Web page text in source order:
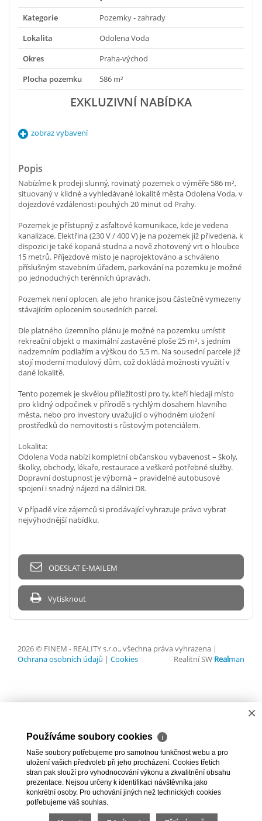
Kategorie
Pozemky - zahrady
Lokalita
Odolena Voda
Okres
Praha-východ
Plocha pozemku
586 m²
EXKLUZIVNÍ NABÍDKA
zobraz vybavení
Popis
Nabízíme k prodeji slunný, rovinatý pozemek o výměře 586 m²,
situovaný v klidné a vyhledávané lokalitě města Odolena Voda, v
dojezdové vzdálenosti pouhých 20 minut od Prahy.
Pozemek je přístupný z asfaltové komunikace, kde je vedena
kanalizace. Elektřina (230 V / 400 V) je na pozemek již přivedena, k
dispozici je také kopaná studna a nově zhotovený vrt o hloubce
15 metrů. Příjezdové místo je naprojektováno a schváleno
příslušným stavebním úřadem, parkování na pozemku je možné
po jednoduchých terénních úpravách.
Pozemek není oplocen, ale jeho hranice jsou částečně vymezeny
stávajícím oplocením sousedních parcel.
Dle platného územního plánu je možné na pozemku umístit
rekreační objekt o maximální zastavěné ploše 25 m², s jedním
nadzemním podlažím a výškou do 5,5 m. Na sousední parcele již
stojí moderní modulový dům, což dokládá možnosti využití v
dané lokalitě.
Tento pozemek je skvělou příležitostí pro ty, kteří hledají místo
pro klidný odpočinek v přírodě s rychlým dosahem hlavního
města, nebo pro investory uvažující o výhodném uložení
prostředků do nemovitosti s růstovým potenciálem.
Lokalita:
Odolena Voda nabízí kompletní občanskou vybavenost – školy,
školky, obchody, lékaře, restaurace a veškeré potřebné služby.
Dopravní dostupnost je výborná – pravidelné autobusové
spojení i snadný nájezd na dálnici D8.
V případě více zájemců si prodávající vyhrazuje právo vybrat
nejvýhodnější nabídku.
ODESLAT E-MAILEM
Vytisknout
2026 © FINEM - REALITY s.r.o., všechna práva vyhrazena |
Ochrana osobních údajů | Cookies Realitní SW Realman
×
Používáme soubory cookies ℹ
Naše soubory potřebujeme pro samotnou funkčnost webu a pro
uložení vašich předvoleb při jeho procházení. Cookies třetích
stran pak slouží pro vyhodnocování výkonu a zkvalitnění obsahu
prezentace. Nejsou určeny k identifikaci návštěvníka jako
konkrétní osoby. Pro uchování jiných než technických cookies
potřebujeme váš souhlas.